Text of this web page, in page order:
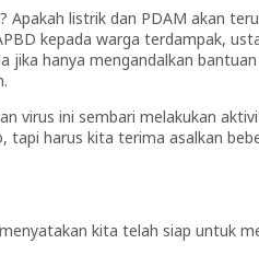
listrik dan PDAM akan
kepada warga terdampak,
jika hanya mengandalkan
ini sembari melakukan
tapi harus kita terima asalkan
kita telah siap untuk